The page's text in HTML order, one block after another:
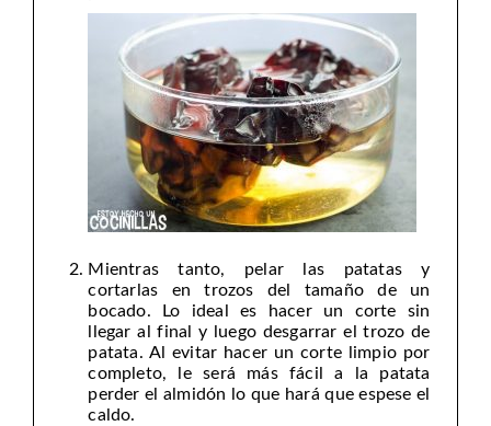
Mientras tanto, pelar las patatas y
cortarlas en trozos del tamaño de un
bocado. Lo ideal es hacer un corte sin
llegar al final y luego desgarrar el trozo de
patata. Al evitar hacer un corte limpio por
completo, le será más fácil a la patata
perder el almidón lo que hará que espese el
caldo.